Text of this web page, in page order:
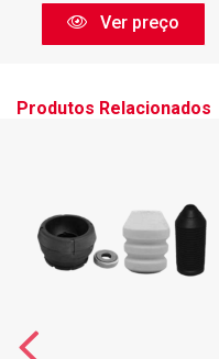
Ver preço
Produtos Relacionados